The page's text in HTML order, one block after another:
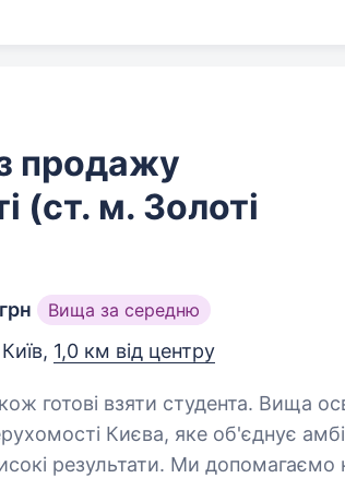
продажу
(ст. м. Золоті
Вища за середню
Київ, 1,0 км від центру
взяти студента. Вища освіта.
Києва, яке об'єднує
результати. Ми допомагаємо